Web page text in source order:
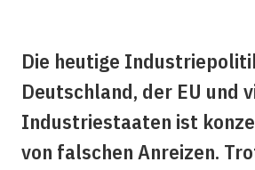
Die heutige
Deutschland, der EU und
Industriestaaten ist
von falschen Anreizen.